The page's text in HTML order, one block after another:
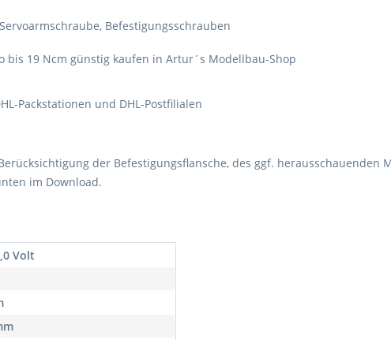
Befestigungsschrauben
bis 19 Ncm günstig kaufen in Artur´s Modellbau-Shop
Packstationen und DHL-Postfilialen
der Befestigungsflansche, des ggf. herausschauenden
im Download.
Volt